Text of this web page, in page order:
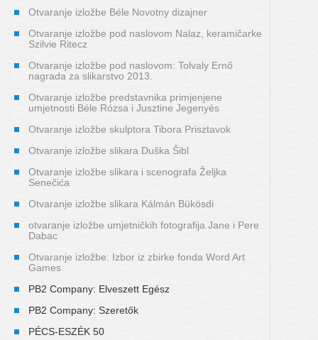
Otvaranje izložbe Béle Novotny dizajner
Otvaranje izložbe pod naslovom Nalaz, keramičarke
Szilvie Ritecz
Otvaranje izložbe pod naslovom: Tolvaly Ernő
nagrada za slikarstvo 2013.
Otvaranje izložbe predstavnika primjenjene
umjetnosti Béle Rózsa i Jusztine Jegenyés
Otvaranje izložbe skulptora Tibora Prisztavok
Otvaranje izložbe slikara Duška Šibl
Otvaranje izložbe slikara i scenografa Željka
Senečića
Otvaranje izložbe slikara Kálmán Bükösdi
otvaranje izložbe umjetničkih fotografija Jane i Pere
Dabac
Otvaranje izložbe: Izbor iz zbirke fonda Word Art
Games
PB2 Company: Elveszett Egész
PB2 Company: Szeretők
PÉCS-ESZÉK 50